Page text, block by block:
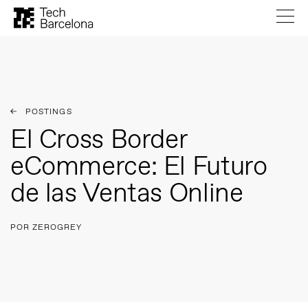
POSTINGS
El Cross Border
eCommerce: El Futuro
de las Ventas Online
POR ZEROGREY